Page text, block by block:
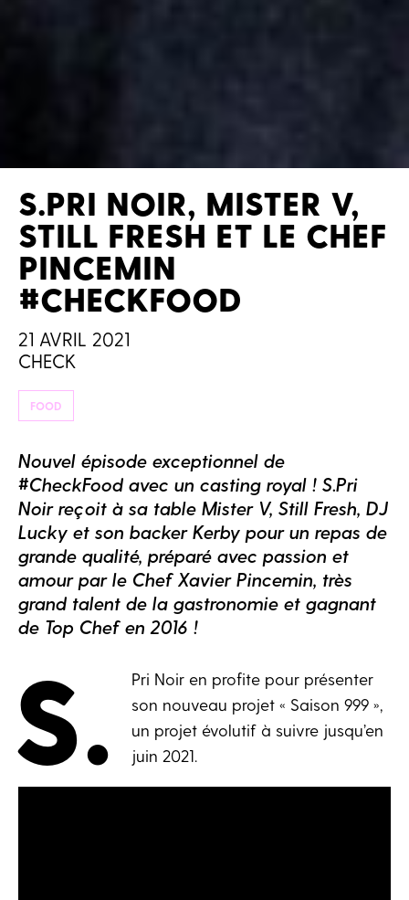
S.PRI NOIR, MISTER V,
STILL FRESH ET LE CHEF
PINCEMIN
#CHECKFOOD
21 AVRIL 2021
CHECK
FOOD
Nouvel épisode exceptionnel de
#CheckFood avec un casting royal ! S.Pri
Noir reçoit à sa table Mister V, Still Fresh, DJ
Lucky et son backer Kerby pour un repas de
grande qualité, préparé avec passion et
amour par le Chef Xavier Pincemin, très
grand talent de la gastronomie et gagnant
de Top Chef en 2016 !
S.
Pri Noir en profite pour présenter
son nouveau projet « Saison 999 »,
un projet évolutif à suivre jusqu’en
juin 2021.